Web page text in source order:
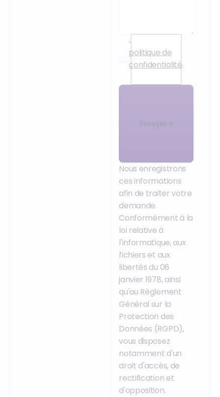
J’accepte la
politique de
confidentialité.
Envoyer
Nous enregistrons
ces informations
afin de traiter votre
demande.
Conformément à la
loi relative à
l'informatique, aux
fichiers et aux
libertés du 06
janvier 1978, ainsi
qu'au Règlement
Général sur la
Protection des
Données (RGPD),
vous disposez
notamment d'un
droit d'accès, de
rectification et
d'opposition.